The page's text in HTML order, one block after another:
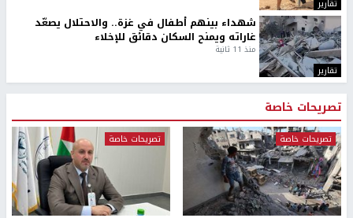
تقارير
تقارير
شهداء بينهم أطفال في غزة.. والاحتلال يصعّد
غاراته ويمنح السكان دقائق للإخلاء
منذ 11 ثانية
تصريحات خاصة
تصريحات خاصة تصريحات خاصة